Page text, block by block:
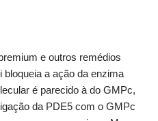
e outros remédios
a ação da enzima
é parecido à do GMPc,
da PDE5 com o GMPc